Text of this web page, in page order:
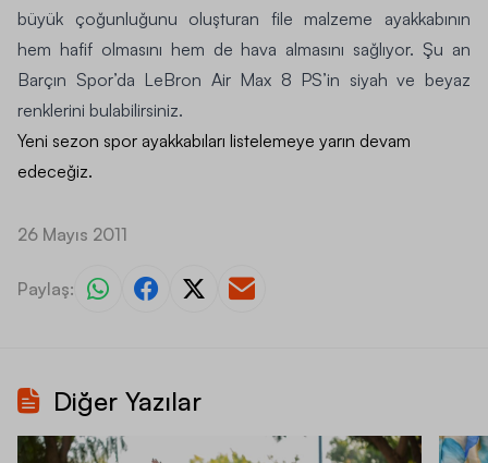
büyük çoğunluğunu oluşturan file malzeme ayakkabının
hem hafif olmasını hem de hava almasını sağlıyor. Şu an
Barçın Spor’da LeBron Air Max 8 PS’in siyah ve beyaz
renklerini bulabilirsiniz.
Yeni sezon spor ayakkabıları listelemeye yarın devam
edeceğiz.
26 Mayıs 2011
Paylaş:
Diğer Yazılar